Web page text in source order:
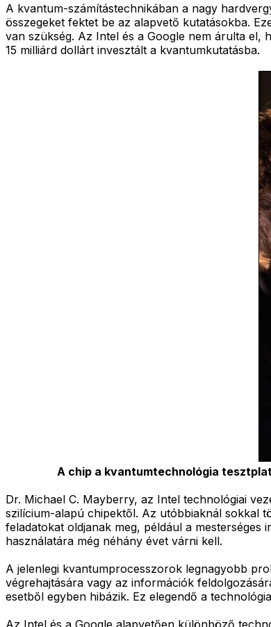
A kvantum-számítástechnikában a nagy
összegeket fektet be az alapvető kutatásokba.
van szükség. Az Intel és a Google nem árulta
15 milliárd dollárt invesztált a kvantumkutatásba.
A chip a kvantumtechnológia
Dr. Michael C. Mayberry, az Intel technológiai
szilícium-alapú chipektől. Az utóbbiaknál sokkal
feladatokat oldjanak meg, például a
használatára még néhány évet várni kell.
A jelenlegi kvantumprocesszorok legnagyobb
végrehajtására vagy az információk
esetből egyben hibázik. Ez elegendő a
Az Intel és a Google alapvetően különböző